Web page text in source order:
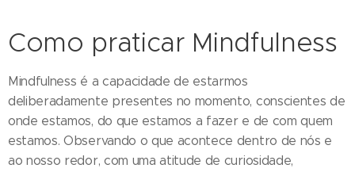
Como praticar Mindfulness
Mindfulness é a capacidade de estarmos
deliberadamente presentes no momento, conscientes de
onde estamos, do que estamos a fazer e de com quem
estamos. Observando o que acontece dentro de nós e
ao nosso redor, com uma atitude de curiosidade,